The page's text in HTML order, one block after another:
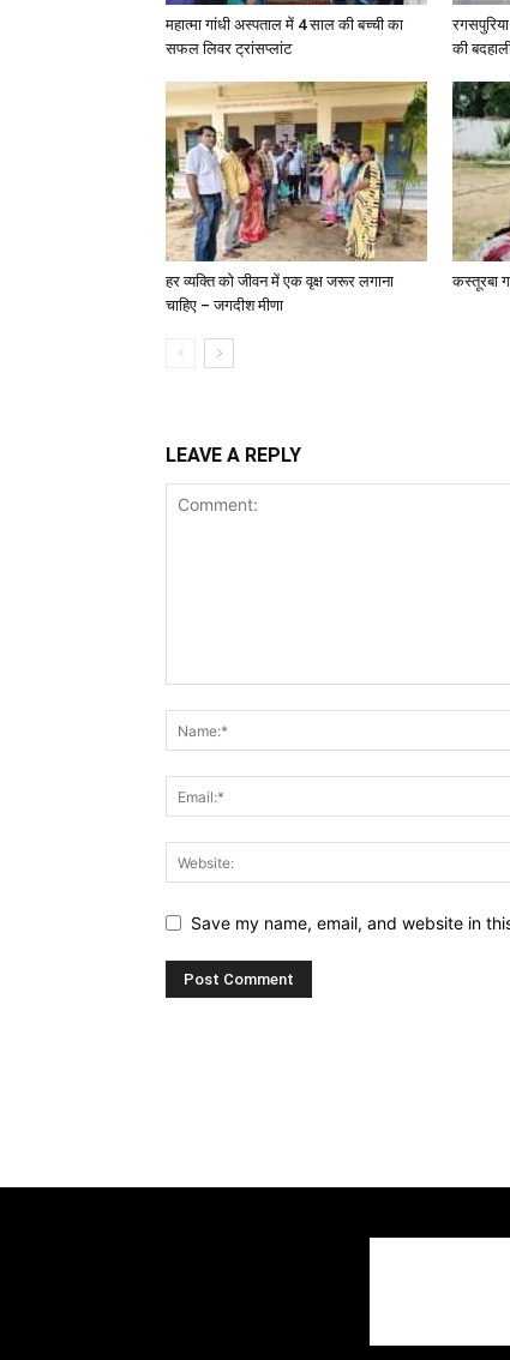
महात्मा गांधी अस्पताल में 4 साल की बच्ची का
सफल लिवर ट्रांसप्लांट
की
हर व्यक्ति को जीवन में एक वृक्ष जरूर लगाना
चाहिए – जगदीश मीणा
कस्तूरबा
LEAVE A REPLY
Save my name, email, and website in